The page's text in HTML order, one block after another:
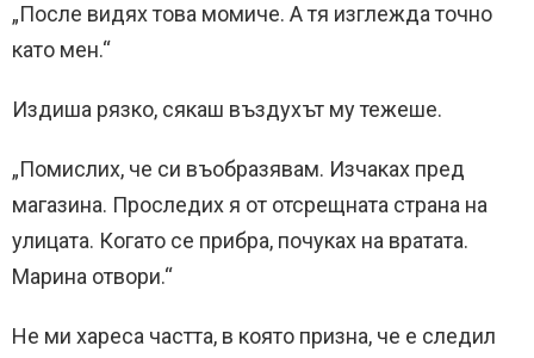
„После видях това момиче. А тя изглежда точно
като мен.“
Издиша рязко, сякаш въздухът му тежеше.
„Помислих, че си въобразявам. Изчаках пред
магазина. Проследих я от отсрещната страна на
улицата. Когато се прибра, почуках на вратата.
Марина отвори.“
Не ми хареса частта, в която призна, че е следил